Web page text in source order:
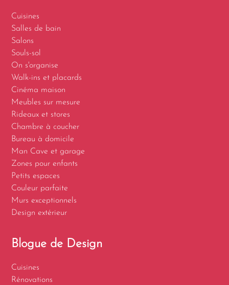
Cuisines
Salles de bain
Salons
Souls-sol
On s'organise
Walk-ins et placards
Cinéma maison
Meubles sur mesure
Rideaux et stores
Chambre à coucher
Bureau à domicile
Man Cave et garage
Zones pour enfants
Petits espaces
Couleur parfaite
Murs exceptionnels
Design extérieur
Blogue de Design
Cuisines
Rénovations